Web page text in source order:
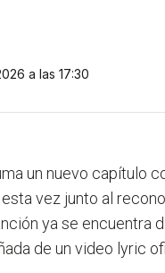
a las 17:30
un nuevo capítulo
esta vez junto al
ya se encuentra
de un video lyric